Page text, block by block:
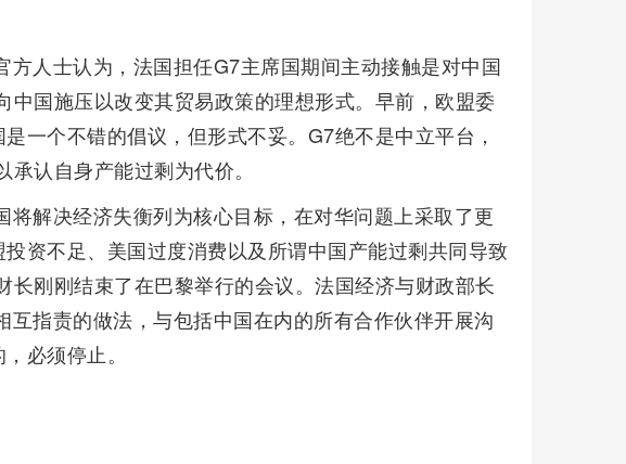
方人士认为，法国担任G7主席国期间主动接触是对中国
中国施压以改变其贸易政策的理想形式。早前，欧盟委
一个不错的倡议，但形式不妥。G7绝不是中立平台，
认自身产能过剩为代价。
解决经济失衡列为核心目标，在对华问题上采取了更
资不足、美国过度消费以及所谓中国产能过剩共同导致
长刚刚结束了在巴黎举行的会议。法国经济与财政部长
互指责的做法，与包括中国在内的所有合作伙伴开展沟
必须停止。